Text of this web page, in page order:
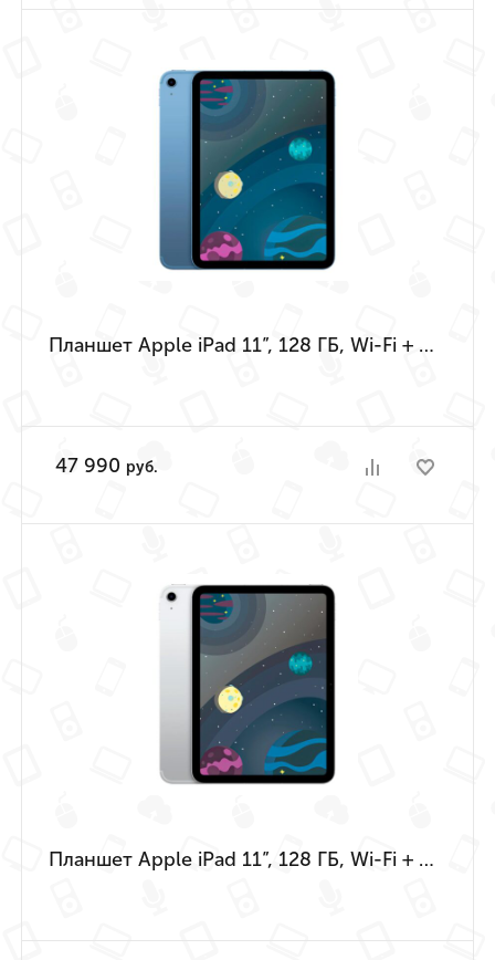
Планшет Apple iPad 11”, 128 ГБ, Wi-Fi + Cellular (Синий | Blue) (A16 | 2025)
47 990 руб.
Планшет Apple iPad 11”, 128 ГБ, Wi-Fi + Cellular (Серебристый | Silver) (A16 | 2025)